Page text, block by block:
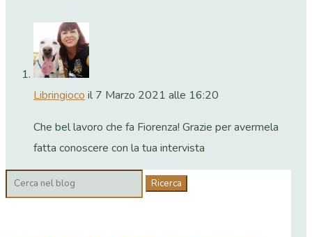
Libringioco il 7 Marzo 2021 alle 16:20
Che bel lavoro che fa Fiorenza! Grazie per avermela
fatta conoscere con la tua intervista
Cerca: